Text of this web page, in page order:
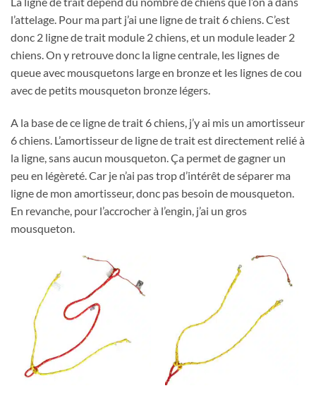
l’attelage. Pour ma part j’ai une ligne de trait 6 chiens. C’est
donc 2 ligne de trait module 2 chiens, et un module leader 2
chiens. On y retrouve donc la ligne centrale, les lignes de
queue avec mousquetons large en bronze et les lignes de cou
avec de petits mousqueton bronze légers.
A la base de ce ligne de trait 6 chiens, j’y ai mis un amortisseur
6 chiens. L’amortisseur de ligne de trait est directement relié à
la ligne, sans aucun mousqueton. Ça permet de gagner un
peu en légèreté. Car je n’ai pas trop d’intérêt de séparer ma
ligne de mon amortisseur, donc pas besoin de mousqueton.
En revanche, pour l’accrocher à l’engin, j’ai un gros
mousqueton.